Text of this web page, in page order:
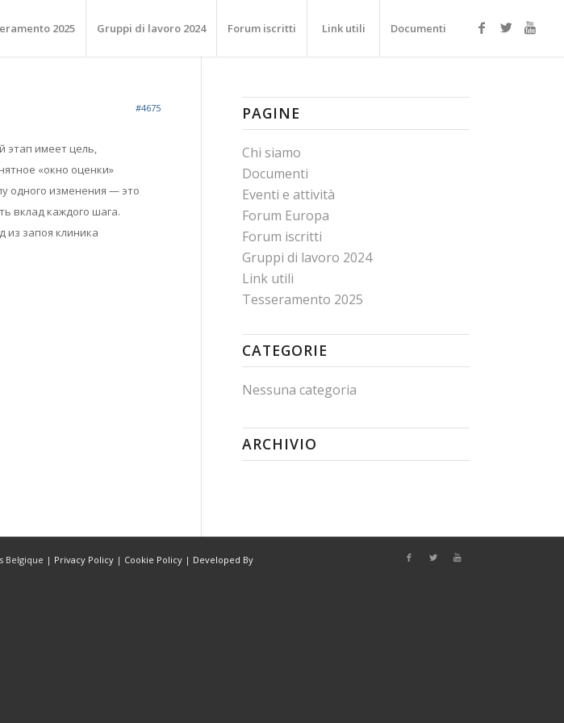
2025 Gruppi di lavoro 2024 Forum iscritti Link utili Documenti
#4675
этап имеет цель,
«окно оценки»
одного изменения — это
вклад каждого шага.
запоя клиника
PAGINE
Chi siamo
Documenti
Eventi e attività
Forum Europa
Forum iscritti
Gruppi di lavoro 2024
Link utili
Tesseramento 2025
CATEGORIE
Nessuna categoria
ARCHIVIO
Belgique | Privacy Policy | Cookie Policy | Developed By